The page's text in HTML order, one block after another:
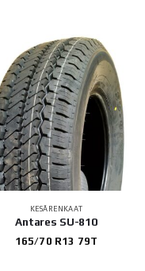
KESÄRENKAAT
Antares SU-810
165/70 R13 79T